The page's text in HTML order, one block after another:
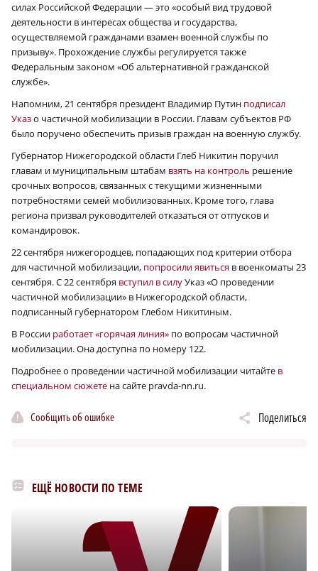
силах Российской Федерации — это «особый вид трудовой
деятельности в интересах общества и государства,
осуществляемой гражданами взамен военной службы по
призыву». Прохождение службы регулируется также
Федеральным законом «Об альтернативной гражданской
службе».
Напомним, 21 сентября президент Владимир Путин подписал
Указо частичной мобилизации в России. Главам субъектов РФ
было поручено обеспечить призыв граждан на военную службу.
Губернатор Нижегородской области Глеб Никитин поручил
главам и муниципальным штабам взять на контроль решение
срочных вопросов, связанных с текущими жизненными
потребностями семей мобилизованных. Кроме того, глава
региона призвал руководителей отказаться от отпусков и
командировок.
22 сентября нижегородцев, попадающих под критерии отбора
для частичной мобилизации, попросили явиться в военкоматы 23
сентября. С 22 сентября вступил в силуУказ «О проведении
частичной мобилизации» в Нижегородской области,
подписанный губернатором Глебом Никитиным.
В России работает «горячая линия» по вопросам частичной
мобилизации. Она доступна по номеру 122.
Подробнее о проведении частичной мобилизации читайте в
специальном сюжете на сайте pravda-nn.ru.
Сообщить об ошибке Поделиться
ЕЩЁ НОВОСТИ ПО ТЕМЕ